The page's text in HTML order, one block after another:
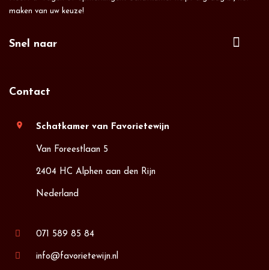
maken van uw keuze!
Snel naar
Contact
location_on Schatkamer van Favorietewijn
Van Foreestlaan 5
2404 HC Alphen aan den Rijn
Nederland
071 589 85 84
info@favorietewijn.nl